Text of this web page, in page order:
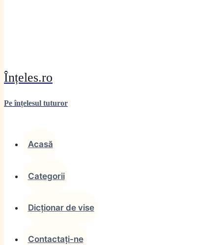
Înțeles.ro
Pe înțelesul tuturor
Acasă
Categorii
Dicționar de vise
Contactați-ne